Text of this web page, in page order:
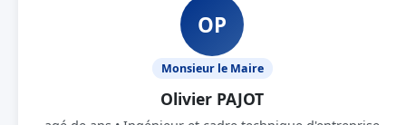
OP
Monsieur le Maire
Olivier PAJOT